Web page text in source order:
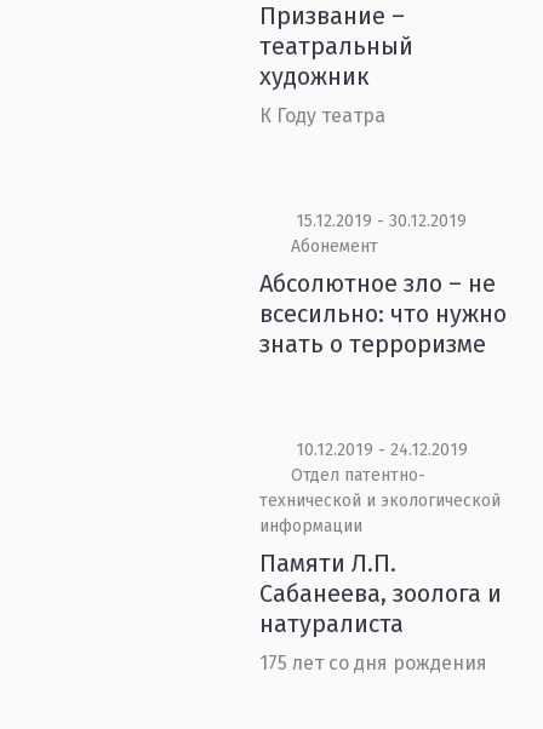
Призвание –
театральный
художник
К Году театра
15.12.2019 - 30.12.2019
Абонемент
Абсолютное зло – не
всесильно: что нужно
знать о терроризме
10.12.2019 - 24.12.2019
Отдел патентно-
технической и экологической
информации
Памяти Л.П.
Сабанеева, зоолога и
натуралиста
175 лет со дня рождения